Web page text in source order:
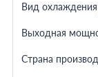
Вид охлаждения
Выходная
Страна